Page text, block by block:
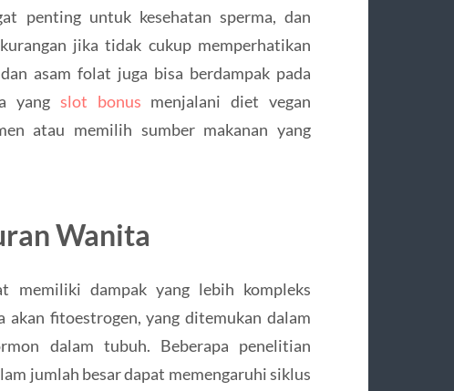
penting untuk kesehatan sperma, dan
jika tidak cukup memperhatikan
asam folat juga bisa berdampak pada
yang slot bonus menjalani diet vegan
atau memilih sumber makanan yang
Wanita
memiliki dampak yang lebih kompleks
akan fitoestrogen, yang ditemukan dalam
dalam tubuh. Beberapa penelitian
jumlah besar dapat memengaruhi siklus